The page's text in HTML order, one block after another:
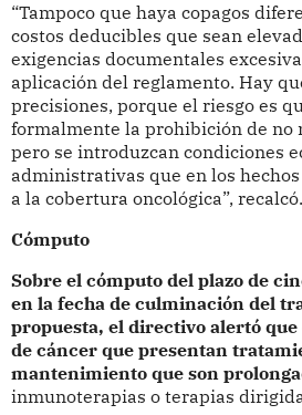
“Tampoco que haya copagos
costos deducibles que sean
exigencias documentales
aplicación del reglamento. Hay
precisiones, porque el riesgo es
formalmente la prohibición de no
pero se introduzcan condiciones
administrativas que en los
a la cobertura oncológica”, recalcó.
Cómputo
Sobre el cómputo del plazo de
en la fecha de culminación del
propuesta, el directivo alertó
de cáncer que presentan
mantenimiento que son
inmunoterapias o terapias